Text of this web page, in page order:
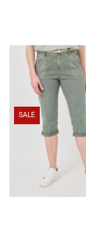
Slim Fit Caprihose m. Flechtgürtel
SALE